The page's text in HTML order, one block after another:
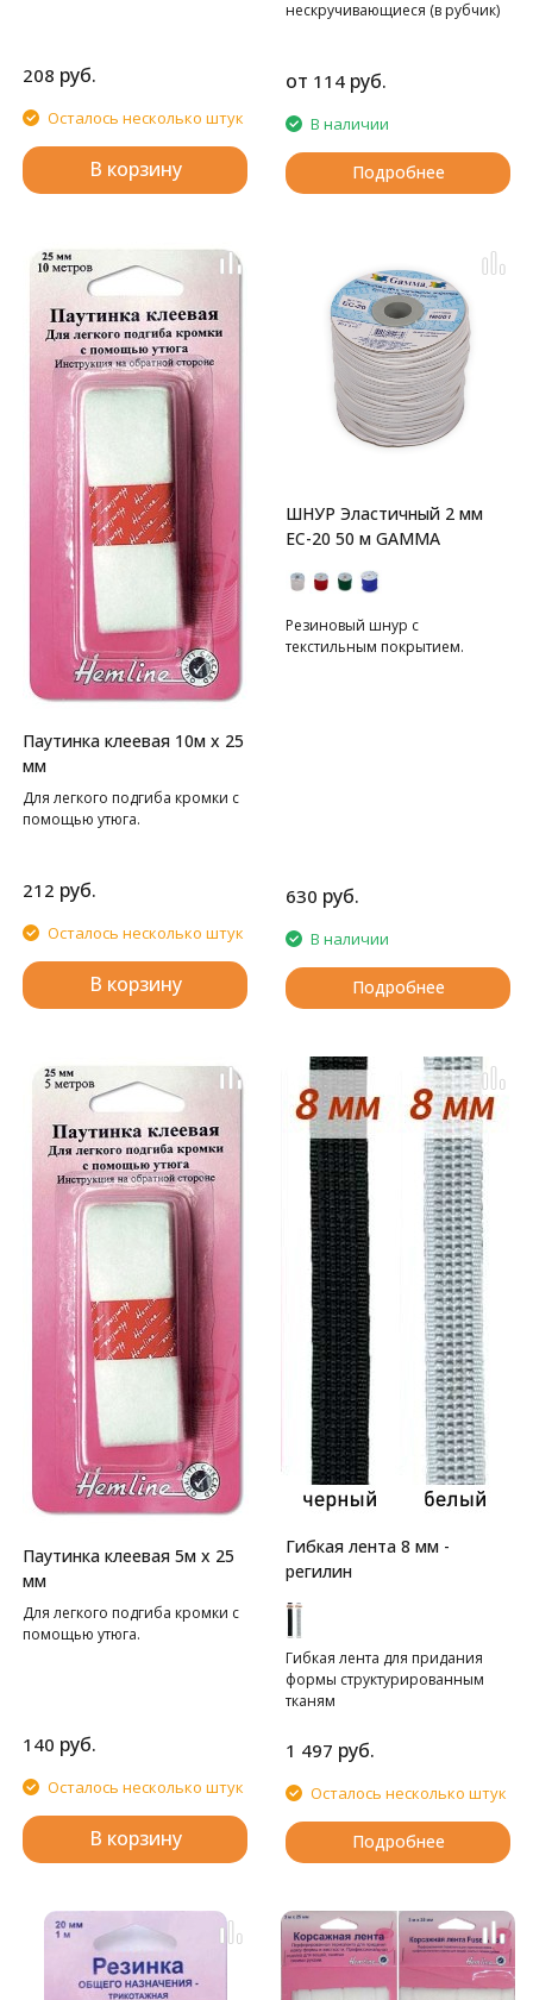
208 руб.
Осталось несколько штук
В корзину
нескручивающиеся (в рубчик)
от 114 руб.
В наличии
Подробнее
Паутинка клеевая 10м х 25
мм
Для легкого подгиба кромки с
помощью утюга.
212 руб.
Осталось несколько штук
В корзину
ШНУР Эластичный 2 мм
EC-20 50 м GAMMA
Резиновый шнур с
текстильным покрытием.
630 руб.
В наличии
Подробнее
Паутинка клеевая 5м х 25
мм
Для легкого подгиба кромки с
помощью утюга.
140 руб.
Осталось несколько штук
В корзину
Гибкая лента 8 мм -
регилин
Гибкая лента для придания
формы структурированным
тканям
1 497 руб.
Осталось несколько штук
Подробнее